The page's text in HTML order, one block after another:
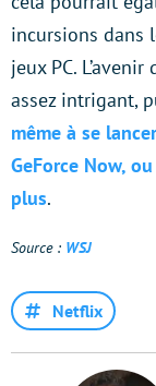
incursions dans
jeux PC.
assez intrigant,
même à se
GeForce Now,
plus.
Source : WSJ
Netflix